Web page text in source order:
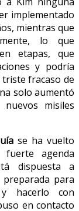
implementado
mientras que
lo que
etapas, que
y podría
fracaso de
solo aumentó
misiles
se ha vuelto
agenda
dispuesta a
para
hacerlo con
en contacto